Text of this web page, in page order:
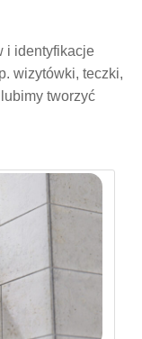
i identyfikacje
wizytówki, teczki,
tworzyć